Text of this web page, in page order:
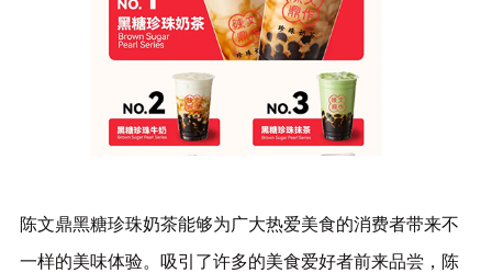
陈文鼎黑糖珍珠奶茶能够为广大热爱美食的消费者带来不
一样的美味体验。吸引了许多的美食爱好者前来品尝，陈